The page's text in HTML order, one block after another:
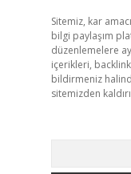
Sitemiz, kar
bilgi paylaşım
düzenlemelere
içerikleri,
bildirmeniz
sitemizden